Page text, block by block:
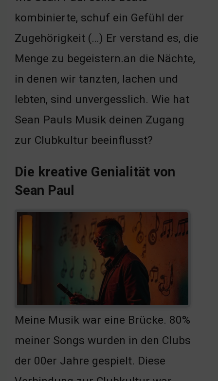
kombinierte, schuf ein Gefühl der
Zugehörigkeit (…) Er verstand es, die
Menge zu begeistern.an die Nächte,
in denen wir tanzten, lachen und
lebten, sind unvergesslich. Wie hat
Sean Pauls Musik deinen Zugang
zur Clubkultur beeinflusst?
Die kreative Genialität von
Sean Paul
Meine Musik war eine Brücke. 80%
meiner Songs wurden in den Clubs
der 00er Jahre gespielt. Diese